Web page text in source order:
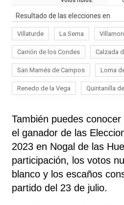
Resultado de las elecciones en
Villaturde La Serna
Carrión de los Condes Calzada
San Mamés de Campos Loma
Renedo de la Vega Quintanilla
También puedes
el ganador de las
2023 en Nogal de las
participación, los votos
blanco y los escaños
partido del 23 de julio.